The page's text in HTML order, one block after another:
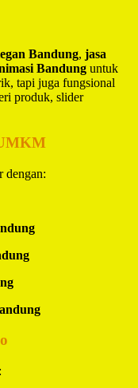
Bandung, jasa
Bandung untuk
tapi juga fungsional
produk, slider
dengan: